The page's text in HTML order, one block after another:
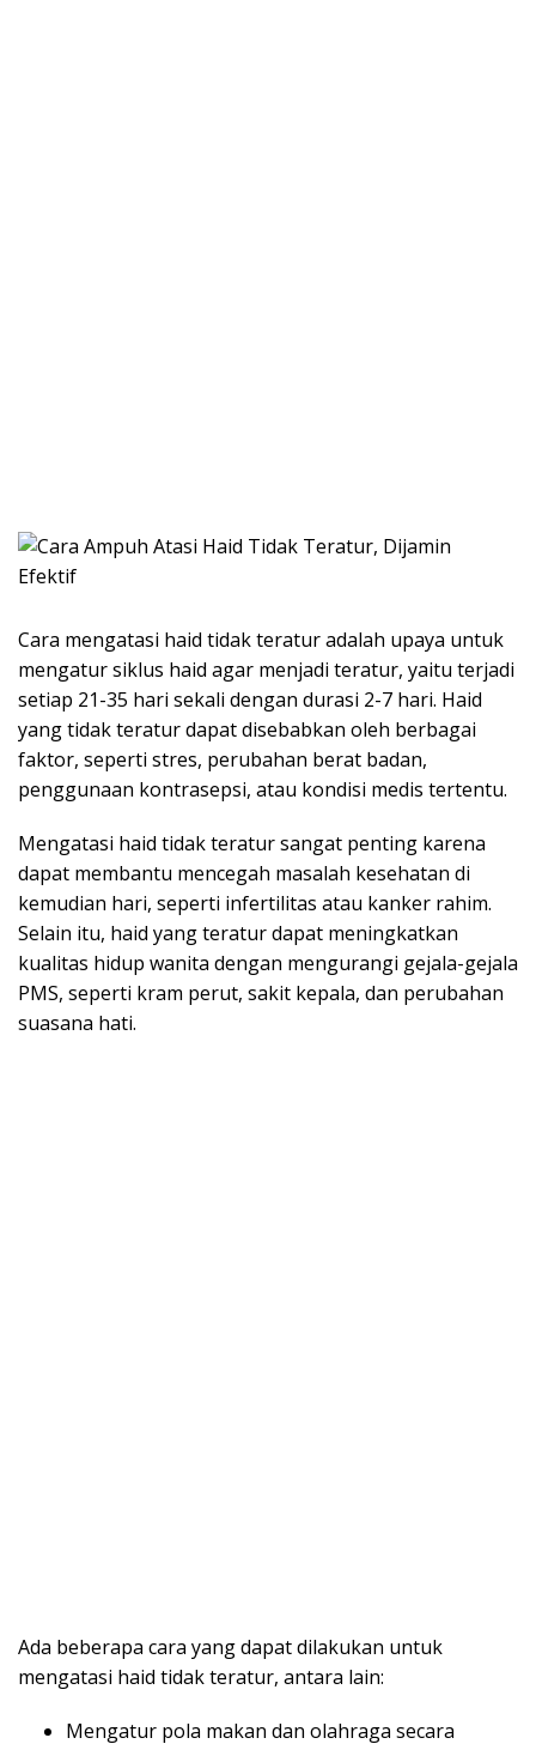
Cara mengatasi haid tidak teratur adalah upaya untuk
mengatur siklus haid agar menjadi teratur, yaitu terjadi
setiap 21-35 hari sekali dengan durasi 2-7 hari. Haid
yang tidak teratur dapat disebabkan oleh berbagai
faktor, seperti stres, perubahan berat badan,
penggunaan kontrasepsi, atau kondisi medis tertentu.
Mengatasi haid tidak teratur sangat penting karena
dapat membantu mencegah masalah kesehatan di
kemudian hari, seperti infertilitas atau kanker rahim.
Selain itu, haid yang teratur dapat meningkatkan
kualitas hidup wanita dengan mengurangi gejala-gejala
PMS, seperti kram perut, sakit kepala, dan perubahan
suasana hati.
Ada beberapa cara yang dapat dilakukan untuk
mengatasi haid tidak teratur, antara lain:
Mengatur pola makan dan olahraga secara